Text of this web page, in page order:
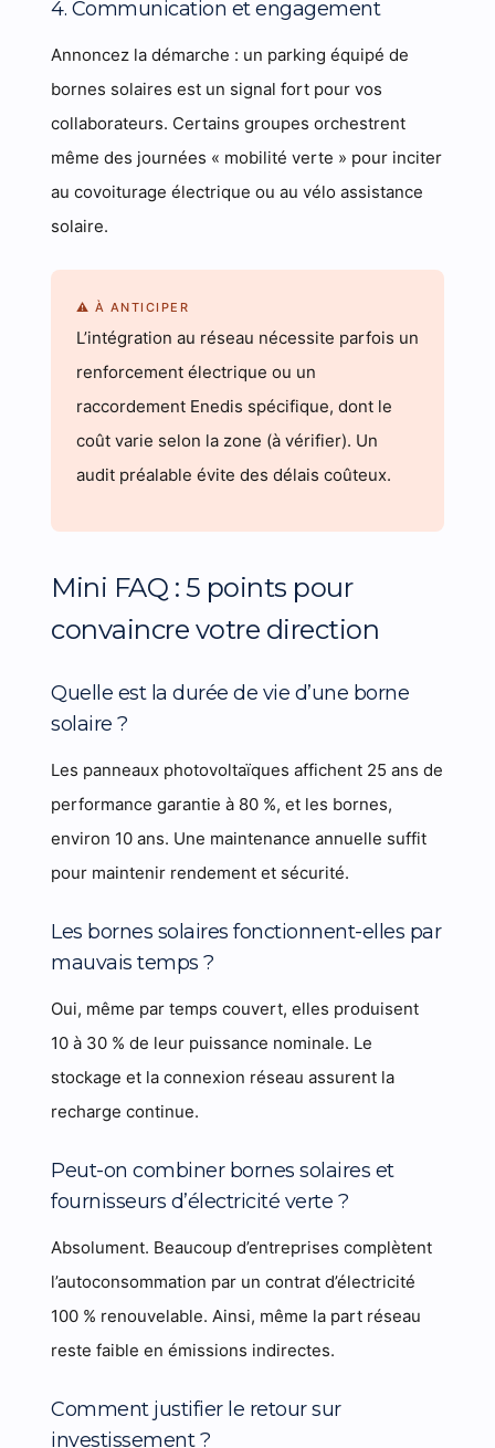
4. Communication et engagement
Annoncez la démarche : un parking équipé de
bornes solaires est un signal fort pour vos
collaborateurs. Certains groupes orchestrent
même des journées « mobilité verte » pour inciter
au covoiturage électrique ou au vélo assistance
solaire.
⚠ À ANTICIPER
L’intégration au réseau nécessite parfois un
renforcement électrique ou un
raccordement Enedis spécifique, dont le
coût varie selon la zone (à vérifier). Un
audit préalable évite des délais coûteux.
Mini FAQ : 5 points pour
convaincre votre direction
Quelle est la durée de vie d’une borne
solaire ?
Les panneaux photovoltaïques affichent 25 ans de
performance garantie à 80 %, et les bornes,
environ 10 ans. Une maintenance annuelle suffit
pour maintenir rendement et sécurité.
Les bornes solaires fonctionnent-elles par
mauvais temps ?
Oui, même par temps couvert, elles produisent
10 à 30 % de leur puissance nominale. Le
stockage et la connexion réseau assurent la
recharge continue.
Peut-on combiner bornes solaires et
fournisseurs d’électricité verte ?
Absolument. Beaucoup d’entreprises complètent
l’autoconsommation par un contrat d’électricité
100 % renouvelable. Ainsi, même la part réseau
reste faible en émissions indirectes.
Comment justifier le retour sur
investissement ?